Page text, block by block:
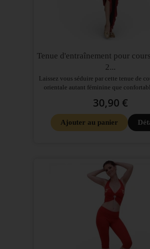
Tenue d'entraînement pour
2...
Laissez vous séduire par cette tenue de
orientale autant féminine que
30,90 €
Ajouter au panier